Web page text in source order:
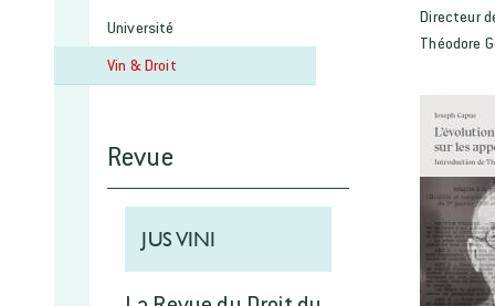
Université
Vin & Droit
Revue
JUS VINI
Directeur
Théodore